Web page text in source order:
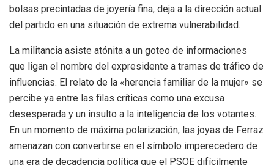
bolsas precintadas de joyería fina, deja a la dirección actual
del partido en una situación de extrema vulnerabilidad.
La militancia asiste atónita a un goteo de informaciones
que ligan el nombre del expresidente a tramas de tráfico de
influencias. El relato de la «herencia familiar de la mujer» se
percibe ya entre las filas críticas como una excusa
desesperada y un insulto a la inteligencia de los votantes.
En un momento de máxima polarización, las joyas de Ferraz
amenazan con convertirse en el símbolo imperecedero de
una era de decadencia política que el PSOE difícilmente